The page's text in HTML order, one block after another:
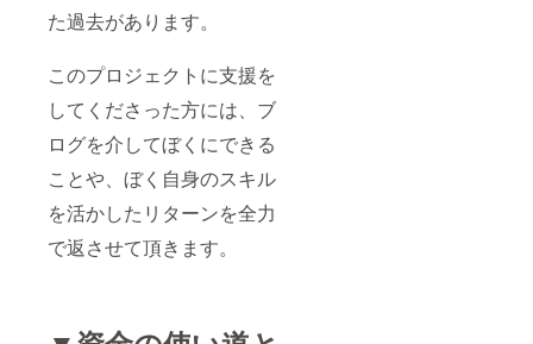
た過去があります。
このプロジェクトに支援を
してくださった方には、ブ
ログを介してぼくにできる
ことや、ぼく自身のスキル
を活かしたリターンを全力
で返させて頂きます。